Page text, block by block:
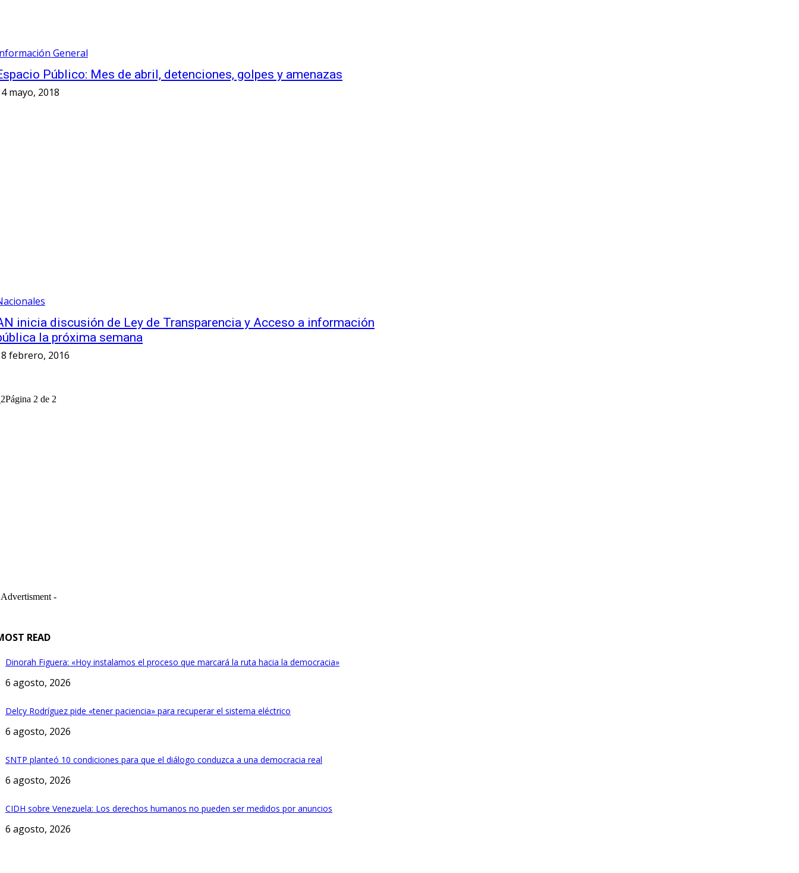
General
Público: Mes de abril, detenciones, golpes y amenazas
mayo, 2018
inicia discusión de Ley de Transparencia y Acceso a información
la próxima semana
febrero, 2016
2Página 2 de 2
-
READ
Dinorah Figuera: «Hoy instalamos el proceso que marcará la ruta hacia la democracia»
6 agosto, 2026
Delcy Rodríguez pide «tener paciencia» para recuperar el sistema eléctrico
6 agosto, 2026
SNTP planteó 10 condiciones para que el diálogo conduzca a una democracia real
6 agosto, 2026
CIDH sobre Venezuela: Los derechos humanos no pueden ser medidos por anuncios
6 agosto, 2026